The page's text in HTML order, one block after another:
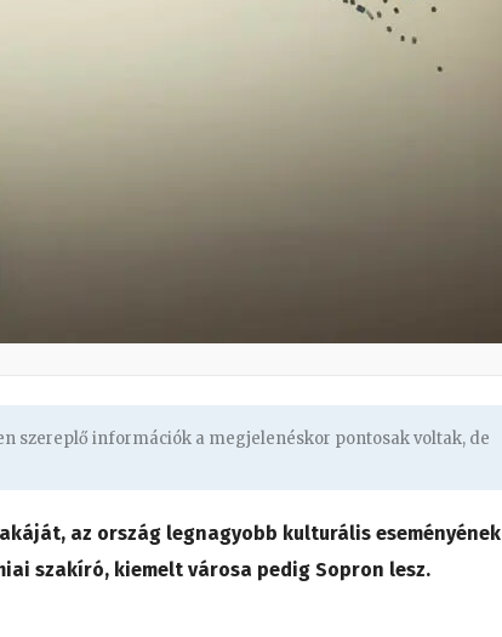
szereplő információk a megjelenéskor pontosak voltak, de
az ország legnagyobb kulturális eseményének
szakíró, kiemelt városa pedig Sopron lesz.